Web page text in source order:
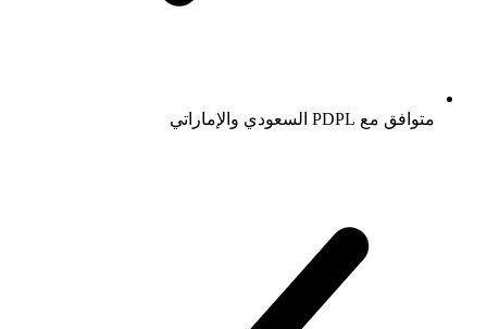
متوافق مع PDPL السعودي والإماراتي